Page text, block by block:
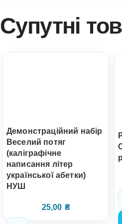
Супутні
Демонстраційний набір
Веселий потяг
(каліграфічне
написання літер
української абетки)
НУШ
25,00 ₴